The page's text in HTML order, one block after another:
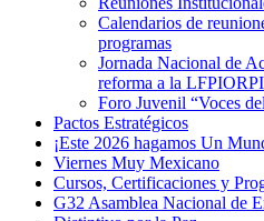
Calendarios de
programas
Jornada Nacional de
reforma a la LFPIORPI
Foro Juvenil “Voces
Pactos Estratégicos
¡Este 2026 hagamos Un
Viernes Muy Mexicano
Cursos, Certificaciones y
G32 Asamblea Nacional de